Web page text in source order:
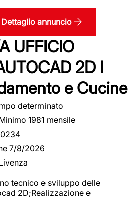
Dettaglio annuncio
UFFICIO
2D I
e Cucine
determinato
1981 mensile
7/8/2026
tecnico e sviluppo delle
2D;Realizzazione e